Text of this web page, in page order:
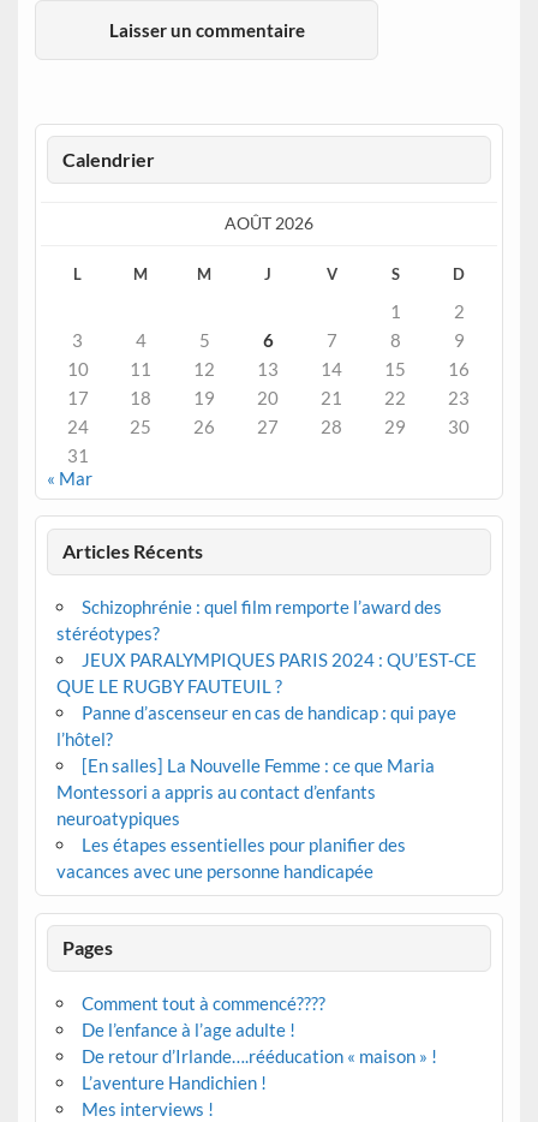
Calendrier
AOÛT 2026
L M M J V S D
1
2
3
4 5 6 7 8
9
10
11 12 13 14 15
16
17
18 19 20 21 22
23
24
25 26 27 28 29
30
31
« Mar
Articles Récents
Schizophrénie : quel film remporte l’award des
stéréotypes?
JEUX PARALYMPIQUES PARIS 2024 : QU’EST-CE
QUE LE RUGBY FAUTEUIL ?
Panne d’ascenseur en cas de handicap : qui paye
l’hôtel?
[En salles] La Nouvelle Femme : ce que Maria
Montessori a appris au contact d’enfants
neuroatypiques
Les étapes essentielles pour planifier des
vacances avec une personne handicapée
Pages
Comment tout à commencé????
De l’enfance à l’age adulte !
De retour d’Irlande….rééducation « maison » !
L’aventure Handichien !
Mes interviews !